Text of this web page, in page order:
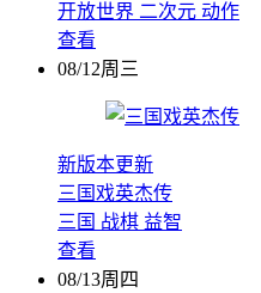
开放世界 二次元 动作
查看
08/12周三
新版本更新
三国戏英杰传
三国 战棋 益智
查看
08/13周四